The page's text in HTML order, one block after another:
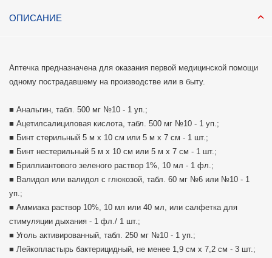
ОПИСАНИЕ
Аптечка предназначена для оказания первой медицинской помощи
одному пострадавшему на производстве или в быту.
■ Анальгин, табл. 500 мг №10 - 1 уп.;
■ Ацетилсалициловая кислота, табл. 500 мг №10 - 1 уп.;
■ Бинт стерильный 5 м х 10 cм или 5 м х 7 см - 1 шт.;
■ Бинт нестерильный 5 м х 10 см или 5 м х 7 см - 1 шт.;
■ Бриллиантового зеленого раствор 1%, 10 мл - 1 фл.;
■ Валидол или валидол с глюкозой, табл. 60 мг №6 или №10 - 1
уп.;
■ Аммиака раствор 10%, 10 мл или 40 мл, или салфетка для
стимуляции дыхания - 1 фл./ 1 шт.;
■ Уголь активированный, табл. 250 мг №10 - 1 уп.;
■ Лейкопластырь бактерицидный, не менее 1,9 см x 7,2 см - 3 шт.;